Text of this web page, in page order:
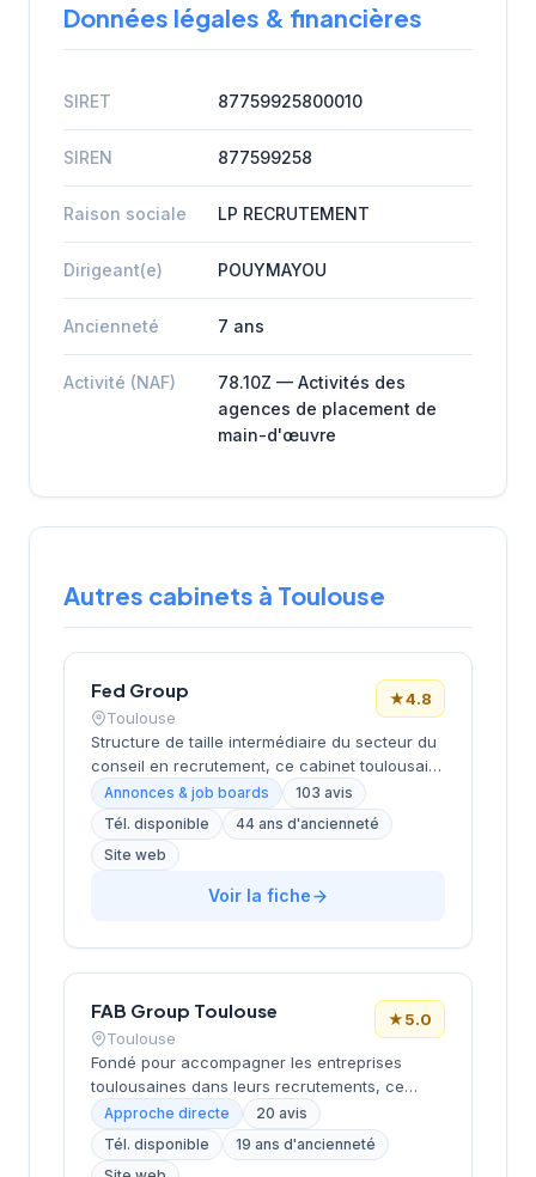
Données légales & financières
SIRET 87759925800010
SIREN 877599258
Raison sociale LP RECRUTEMENT
Dirigeant(e) POUYMAYOU
Ancienneté 7 ans
Activité (NAF)
78.10Z — Activités des
agences de placement de
main-d'œuvre
Autres cabinets à Toulouse
Fed Group
Toulouse
★4.8
Structure de taille intermédiaire du secteur du
conseil en recrutement, ce cabinet toulousain
opère depuis ses locaux de Now Toulouse sur
la Piste des Géants. Établi dans la métropole
rose, il développe son activité de placement et
de conseil RH avec une approche centrée sur
l'accompagnement des entreprises locales et
des candidats. La satisfaction client se reflète
efficacement le bassin d'emploi de la région
Occitanie.
Annonces & job boards
103 avis
Tél. disponible
44 ans d'ancienneté
Site web
Voir la fiche
FAB Group Toulouse
Toulouse
★5.0
Fondé pour accompagner les entreprises
toulousaines dans leurs recrutements, ce
cabinet intervient depuis son siège situé 4 rue
d'Aubuisson dans le centre-ville de Toulouse.
La structure propose ses services de
Approche directe
20 avis
Tél. disponible
19 ans d'ancienneté